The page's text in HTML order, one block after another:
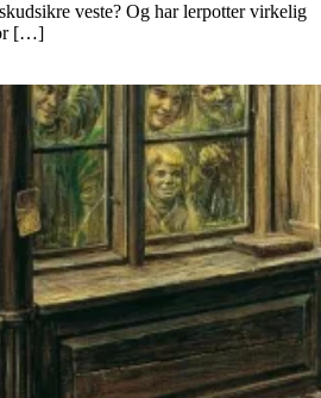
veste? Og har lerpotter virkelig
[…]